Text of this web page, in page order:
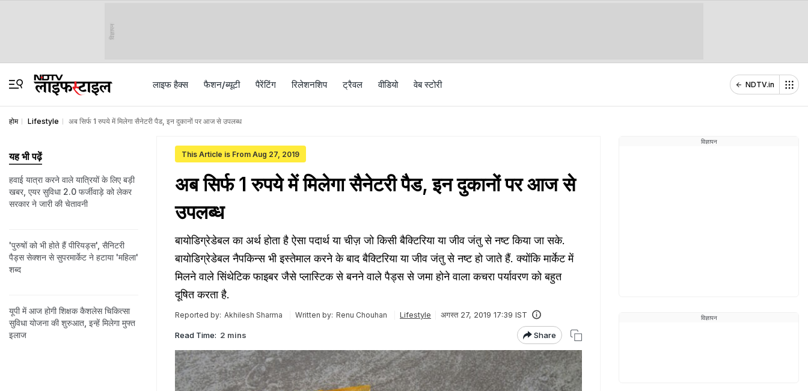
विज्ञापन
लाइफ हैक्स फैशन/ब्‍यूटी पैरेंटिंग रिलेशनशिप ट्रैवल वीड‍ियो वेब स्टोरी NDTV.in
होम Lifestyle अब सिर्फ 1 रुपये में मिलेगा सैनेटरी पैड, इन दुकानों पर आज से उपलब्ध
This Article is From Aug 27, 2019
अब सिर्फ 1 रुपये में मिलेगा सैनेटरी पैड, इन दुकानों पर आज से
उपलब्ध
बायोडिग्रेडेबल का अर्थ होता है ऐसा पदार्थ या चीज़ जो किसी बैक्टिरिया या जीव जंतु से नष्ट किया जा सके.
बायोडिग्रेडेबल नैपकिन्स भी इस्तेमाल करने के बाद बैक्टिरिया या जीव जंतु से नष्ट हो जाते हैं. क्योंकि मार्केट में
मिलने वाले सिंथेटिक फाइबर जैसे प्लास्टिक से बनने वाले पैड्स से जमा होने वाला कचरा पर्यावरण को बहुत
दूषित करता है.
Reported by: Akhilesh Sharma Written by: Renu Chouhan Lifestyle अगस्त 27, 2019 17:39 IST
Read Time: 2 mins Share
यह भी पढ़ें
हवाई यात्रा करने वाले यात्रियों के लिए बड़ी
खबर, एयर सुविधा 2.0 फर्जीवाड़े को लेकर
सरकार ने जारी की चेतावनी
'पुरुषों को भी होते हैं पीरियड्स', सैनिटरी
पैड्स सेक्शन से सुपरमार्केट ने हटाया 'महिला'
शब्द
यूपी में आज होगी शिक्षक कैशलेस चिकित्सा
सुविधा योजना की शुरुआत, इन्हें मिलेगा मुफ्त
इलाज
विज्ञापन
विज्ञापन